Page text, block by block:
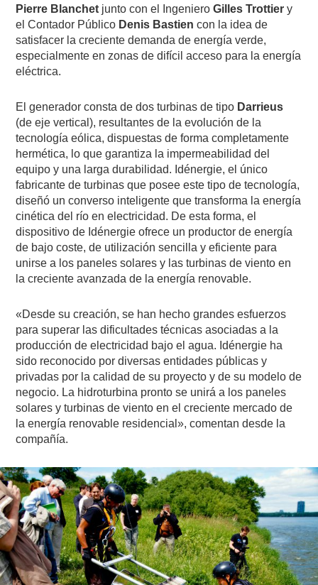
Pierre Blanchet junto con el IngenieroGilles Trottier y
el Contador Público Denis Bastien con la idea de
satisfacer la creciente demanda de energía verde,
especialmente en zonas de difícil acceso para la energía
eléctrica.
El generador consta de dos turbinas de tipo Darrieus
(de eje vertical), resultantes de la evolución de la
tecnología eólica, dispuestas de forma completamente
hermética, lo que garantiza la impermeabilidad del
equipo y una larga durabilidad. Idénergie, el único
fabricante de turbinas que posee este tipo de tecnología,
diseñó un converso inteligente que transforma la energía
cinética del río en electricidad. De esta forma, el
dispositivo de Idénergie ofrece un productor de energía
de bajo coste, de utilización sencilla y eficiente para
unirse a los paneles solares y las turbinas de viento en
la creciente avanzada de la energía renovable.
«Desde su creación, se han hecho grandes esfuerzos
para superar las dificultades técnicas asociadas a la
producción de electricidad bajo el agua. Idénergie ha
sido reconocido por diversas entidades públicas y
privadas por la calidad de su proyecto y de su modelo de
negocio. La hidroturbina pronto se unirá a los paneles
solares y turbinas de viento en el creciente mercado de
la energía renovable residencial», comentan desde la
compañía.